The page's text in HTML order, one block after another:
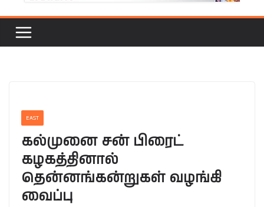
EAST
கல்முனை சன் பிரைட்
கழகத்தினால்
தென்னங்கன்றுகள் வழங்கி
வைப்பு